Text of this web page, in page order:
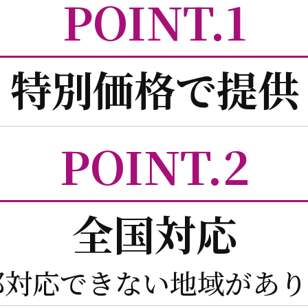
POINT.1
特別価格で提供
POINT.2
全国対応
応できない地域があ